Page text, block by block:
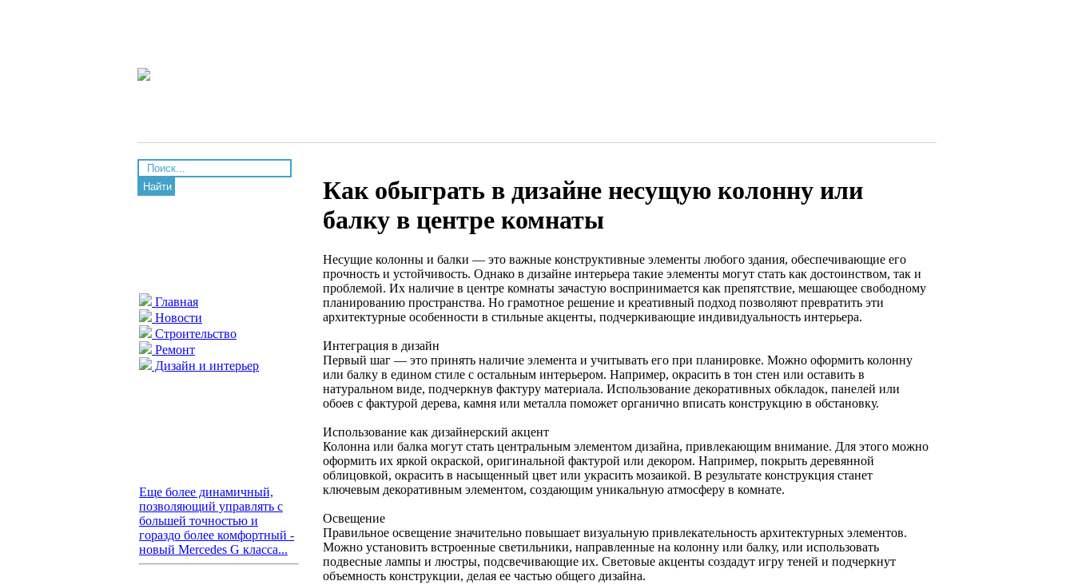
Найти
Главная
Новости
Строительство
Ремонт
Дизайн и интерьер
Еще более динамичный,
позволяющий управлять с
большей точностью и
гораздо более комфортный -
новый Mercedes G класса...
Как обыграть в дизайне несущую колонну или
балку в центре комнаты
Несущие колонны и балки — это важные конструктивные элементы любого здания, обеспечивающие его
прочность и устойчивость. Однако в дизайне интерьера такие элементы могут стать как достоинством, так и
проблемой. Их наличие в центре комнаты зачастую воспринимается как препятствие, мешающее свободному
планированию пространства. Но грамотное решение и креативный подход позволяют превратить эти
архитектурные особенности в стильные акценты, подчеркивающие индивидуальность интерьера.
Интеграция в дизайн
Первый шаг — это принять наличие элемента и учитывать его при планировке. Можно оформить колонну
или балку в едином стиле с остальным интерьером. Например, окрасить в тон стен или оставить в
натуральном виде, подчеркнув фактуру материала. Использование декоративных обкладок, панелей или
обоев с фактурой дерева, камня или металла поможет органично вписать конструкцию в обстановку.
Использование как дизайнерский акцент
Колонна или балка могут стать центральным элементом дизайна, привлекающим внимание. Для этого можно
оформить их яркой окраской, оригинальной фактурой или декором. Например, покрыть деревянной
облицовкой, окрасить в насыщенный цвет или украсить мозаикой. В результате конструкция станет
ключевым декоративным элементом, создающим уникальную атмосферу в комнате.
Освещение
Правильное освещение значительно повышает визуальную привлекательность архитектурных элементов.
Можно установить встроенные светильники, направленные на колонну или балку, или использовать
подвесные лампы и люстры, подсвечивающие их. Световые акценты создадут игру теней и подчеркнут
объемность конструкции, делая ее частью общего дизайна.